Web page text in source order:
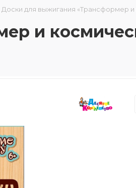
Доски для выжигания «Трансформер и
и